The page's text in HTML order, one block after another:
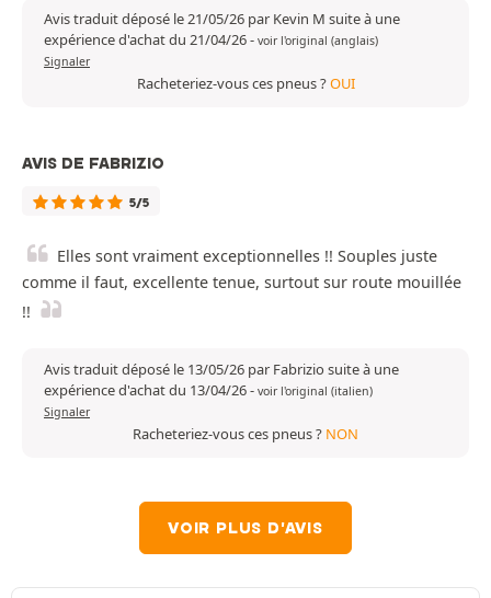
Avis traduit déposé le 21/05/26 par Kevin M suite à une
expérience d'achat du 21/04/26- voir l'original (anglais)
Signaler
Racheteriez-vous ces pneus ?OUI
AVIS DE FABRIZIO
5/5
Elles sont vraiment exceptionnelles !! Souples juste
comme il faut, excellente tenue, surtout sur route mouillée
!!
Avis traduit déposé le 13/05/26 par Fabrizio suite à une
expérience d'achat du 13/04/26- voir l'original (italien)
Signaler
Racheteriez-vous ces pneus ? NON
VOIR PLUS D'AVIS